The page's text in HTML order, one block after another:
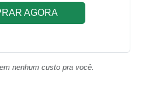
AGORA
nenhum custo pra você.